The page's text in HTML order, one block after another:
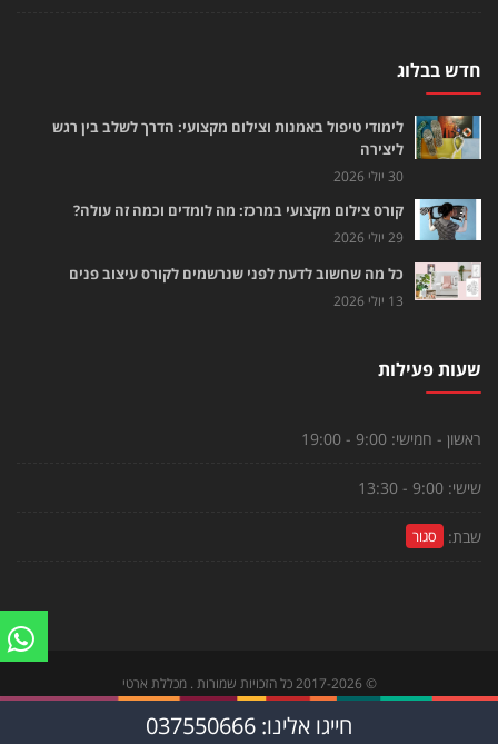
חדש בבלוג
לימודי טיפול באמנות וצילום מקצועי: הדרך לשלב בין רגש
ליצירה
30 יולי 2026
קורס צילום מקצועי במרכז: מה לומדים וכמה זה עולה?
29 יולי 2026
כל מה שחשוב לדעת לפני שנרשמים לקורס עיצוב פנים
13 יולי 2026
שעות פעילות
ראשון - חמישי: 9:00 - 19:00
שישי: 9:00 - 13:30
שבת: סגור
©
2017-2026כל הזכויות שמורות . מכללת ארטי
צור קשר
| הקורסים שלנו | לוח פעילויות חייגו אלינו: 037550666